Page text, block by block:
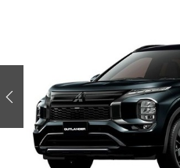
ショップレポート
自動車豆知識
鈑金・塗装
ディテイリング
ディテイリング
ヘッドライト磨き
鈑金・塗装
小キズ直し
特集記事